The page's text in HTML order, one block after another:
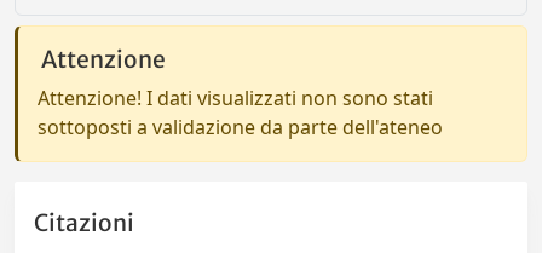
Attenzione
Attenzione! I dati visualizzati non sono stati
sottoposti a validazione da parte dell'ateneo
Citazioni